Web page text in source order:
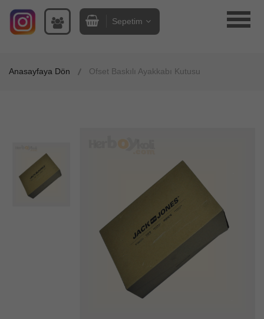
Sepetim
Anasayfaya Dön Ofset Baskılı Ayakkabı Kutusu